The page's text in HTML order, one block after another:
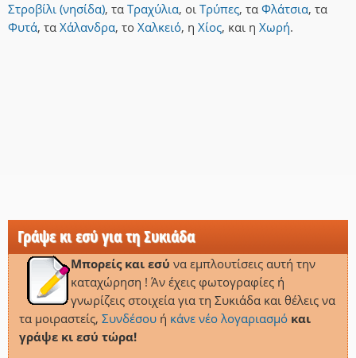
Στροβίλι (νησίδα), τα Τραχύλια, οι Τρύπες, τα Φλάτσια, τα
Φυτά, τα Χάλανδρα, το Χαλκειό, η Χίος, και η Χωρή.
Γράψε κι εσύ για τη Συκιάδα
Μπορείς και εσύ να εμπλουτίσεις αυτή την
καταχώρηση ! Άν έχεις φωτογραφίες ή
γνωρίζεις στοιχεία για τη Συκιάδα και θέλεις να
τα μοιραστείς, Συνδέσουή κάνε νέο λογαριασμό και
γράψε κι εσύ τώρα!